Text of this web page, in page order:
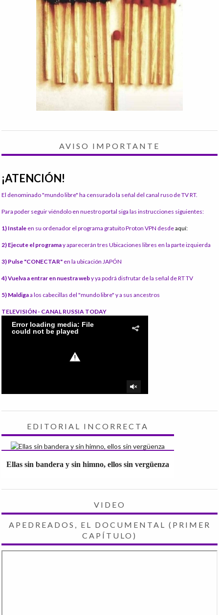
AVISO IMPORTANTE
¡ATENCIÓN!
El denominado "mundo libre" ha censurado la señal del canal ruso de TV RT.
Para poder seguir viéndolo en nuestro portal siga las instrucciones siguientes:
1) Instale en su ordenador el programa gratuito Proton VPN desdeaquí:
2) Ejecute el programay aparecerán tres Ubicaciones libres en la parte izquierda
3) Pulse "CONECTAR" en la ubicación JAPÓN
4) Vuelva a entrar en nuestra weby ya podrá disfrutar de la señal de RT TV
5) Maldigaa los cabecillas del "mundo libre" y a sus ancestros
TELEVISIÓN - CANAL RUSSIA TODAY
EDITORIAL INCORRECTA
Ellas sin bandera y sin himno, ellos sin vergüenza
VIDEO
APEDREADOS, EL DOCUMENTAL (PRIMER
CAPÍTULO)